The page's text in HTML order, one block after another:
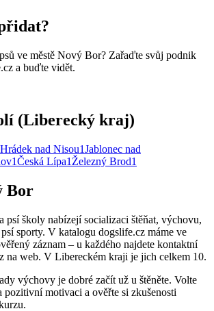
ve městě Nový Bor? Zařaďte svůj podnik
a buďte vidět.
(Liberecký kraj)
Hrádek nad Nisou1Jablonec nad
1Česká Lípa1 Železný Brod1
Bor
školy nabízejí socializaci štěňat, výchovu,
sporty. V katalogu dogslife.cz máme ve
záznam – u každého najdete kontaktní
na web. V Libereckém kraji je jich celkem 10.
výchovy je dobré začít už u štěněte. Volte
pozitivní motivaci a ověřte si zkušenosti